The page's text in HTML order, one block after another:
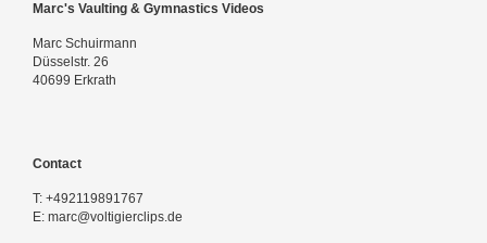
Marc's Vaulting & Gymnastics Videos
Marc Schuirmann
Düsselstr. 26
40699 Erkrath
Contact
T: +492119891767
E: marc@voltigierclips.de